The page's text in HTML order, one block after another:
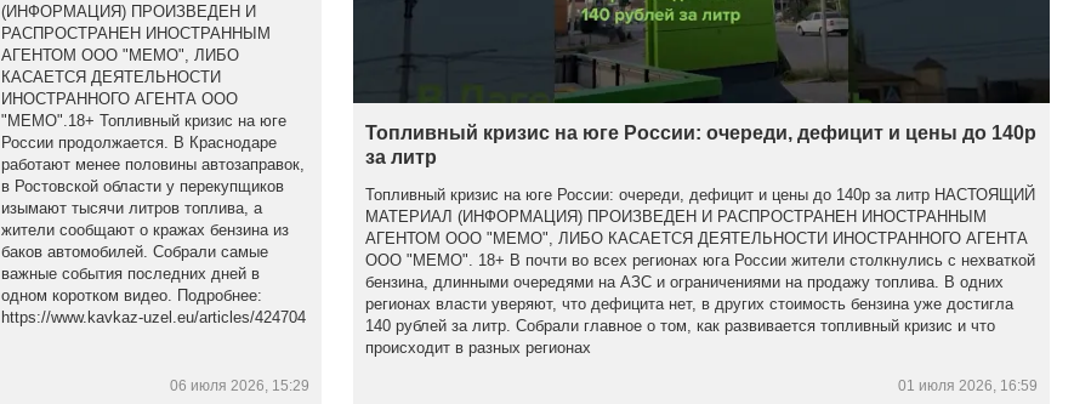
(ИНФОРМАЦИЯ) ПРОИЗВЕДЕН И
РАСПРОСТРАНЕН ИНОСТРАННЫМ
АГЕНТОМ ООО "МЕМО", ЛИБО
КАСАЕТСЯ ДЕЯТЕЛЬНОСТИ
ИНОСТРАННОГО АГЕНТА ООО
"МЕМО".18+ Топливный кризис на юге
России продолжается. В Краснодаре
работают менее половины автозаправок,
в Ростовской области у перекупщиков
изымают тысячи литров топлива, а
жители сообщают о кражах бензина из
баков автомобилей. Собрали самые
важные события последних дней в
одном коротком видео. Подробнее:
https://www.kavkaz-uzel.eu/articles/424704
06 июля 2026, 15:29
Топливный кризис на юге России: очереди, дефицит и цены до 140р
за литр
Топливный кризис на юге России: очереди, дефицит и цены до 140р за литр НАСТОЯЩИЙ
МАТЕРИАЛ (ИНФОРМАЦИЯ) ПРОИЗВЕДЕН И РАСПРОСТРАНЕН ИНОСТРАННЫМ
АГЕНТОМ ООО "МЕМО", ЛИБО КАСАЕТСЯ ДЕЯТЕЛЬНОСТИ ИНОСТРАННОГО АГЕНТА
ООО "МЕМО". 18+ В почти во всех регионах юга России жители столкнулись с нехваткой
бензина, длинными очередями на АЗС и ограничениями на продажу топлива. В одних
регионах власти уверяют, что дефицита нет, в других стоимость бензина уже достигла
140 рублей за литр. Собрали главное о том, как развивается топливный кризис и что
происходит в разных регионах
01 июля 2026, 16:59